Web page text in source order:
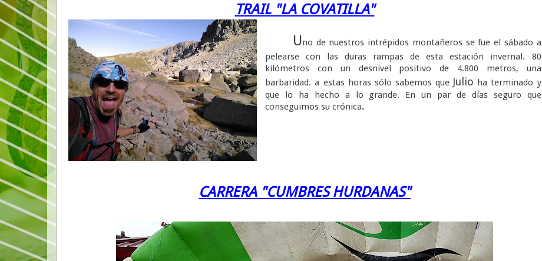
TRAIL "LA COVATILLA"
Uno de nuestros intrépidos montañeros se fue el sábado a
pelearse con las duras rampas de esta estación invernal. 80
kilómetros con un desnivel positivo de 4.800 metros, una
barbaridad. a estas horas sólo sabemos que Julio ha terminado y
que lo ha hecho a lo grande. En un par de días seguro que
conseguimos su crónica.
CARRERA "CUMBRES HURDANAS"